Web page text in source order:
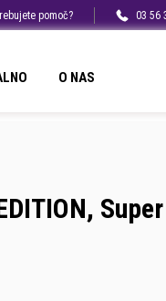
pomoč? 03 56
O NAS